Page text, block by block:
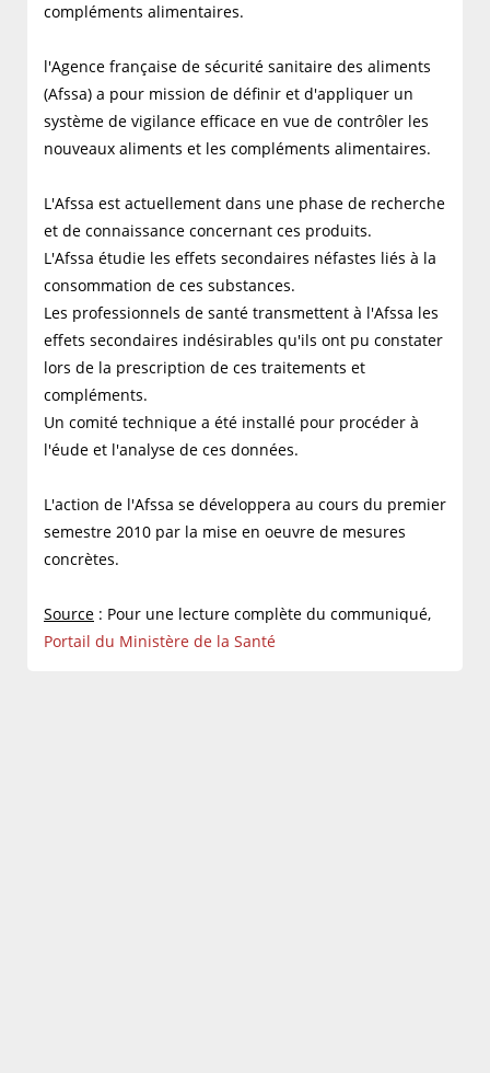
compléments alimentaires.
l'Agence française de sécurité sanitaire des aliments
(Afssa) a pour mission de définir et d'appliquer un
système de vigilance efficace en vue de contrôler les
nouveaux aliments et les compléments alimentaires.
L'Afssa est actuellement dans une phase de recherche
et de connaissance concernant ces produits.
L'Afssa étudie les effets secondaires néfastes liés à la
consommation de ces substances.
Les professionnels de santé transmettent à l'Afssa les
effets secondaires indésirables qu'ils ont pu constater
lors de la prescription de ces traitements et
compléments.
Un comité technique a été installé pour procéder à
l'éude et l'analyse de ces données.
L'action de l'Afssa se développera au cours du premier
semestre 2010 par la mise en oeuvre de mesures
concrètes.
Source : Pour une lecture complète du communiqué,
Portail du Ministère de la Santé